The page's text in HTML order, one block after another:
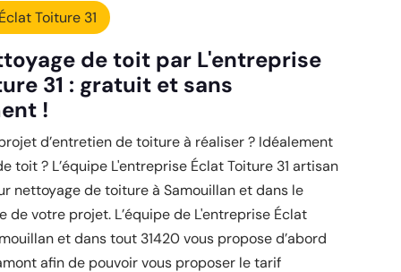
Toiture 31
de toit par L'entreprise
31 : gratuit et sans
!
d’entretien de toiture à réaliser ? Idéalement
toit ? L’équipe L'entreprise Éclat Toiture 31 artisan
nettoyage de toiture à Samouillan et dans le
de votre projet. L’équipe de L'entreprise Éclat
et dans tout 31420 vous propose d’abord
afin de pouvoir vous proposer le tarif